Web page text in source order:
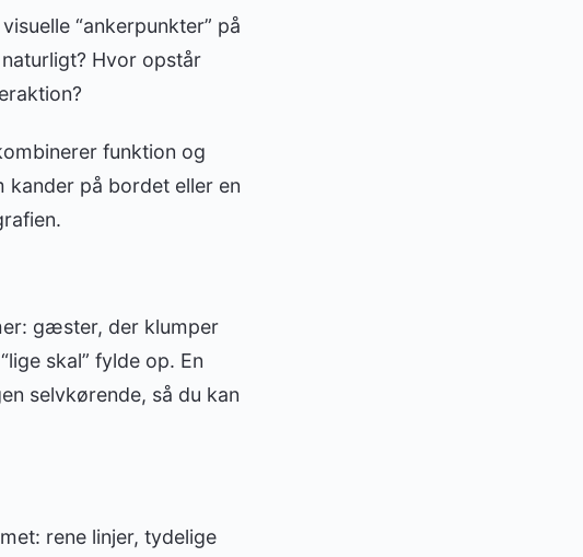
“ankerpunkter” på
Hvor opstår
funktion og
kander på bordet eller en
gæster, der klumper
skal” fylde op. En
selvkørende, så du kan
rene linjer, tydelige